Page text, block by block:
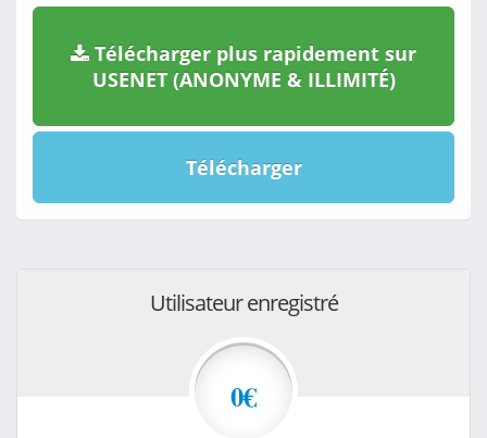
Télécharger plus rapidement sur
USENET (ANONYME & ILLIMITÉ)
Télécharger
Utilisateur enregistré
0€